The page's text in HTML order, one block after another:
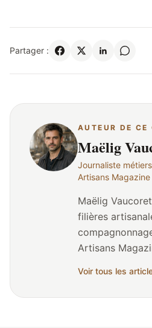
Partager :
AUTEUR DE CE
Maëlig
Journaliste
Artisans Magazine
Maëlig
filières
Artisans
CAP/BP et les
a grandi au
Voir tous les